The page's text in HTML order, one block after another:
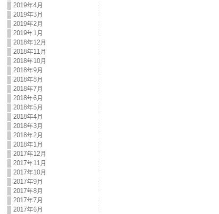
2019年4月
2019年3月
2019年2月
2019年1月
2018年12月
2018年11月
2018年10月
2018年9月
2018年8月
2018年7月
2018年6月
2018年5月
2018年4月
2018年3月
2018年2月
2018年1月
2017年12月
2017年11月
2017年10月
2017年9月
2017年8月
2017年7月
2017年6月